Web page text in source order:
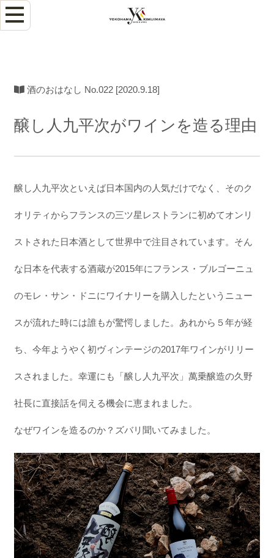
酒のおはなし No.022 [2020.9.18]
醸し人九平次がワインを造る理由
醸し人九平次といえば日本国内の人気だけでなく、そのク
オリティからフランスの三ツ星レストランに初めてオンリ
ストされた日本酒として世界中で注目されています。そん
な日本を代表する酒蔵が2015年にフランス・ブルゴーニュ
のモレ・サン・ドニにワイナリーを購入したというニュー
スが流れた時には誰もが驚愕しました。あれから５年が経
ち、今年ようやく初ヴィンテージの2017年ワインがリリー
スされました。幸運にも「醸し人九平次」萬乗醸造の久野
社長に直接話を伺える機会に恵まれました。
なぜワインを造るのか？ズバリ聞いてみました。